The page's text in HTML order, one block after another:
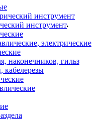
инструмент
электрические
наконечников, гильз